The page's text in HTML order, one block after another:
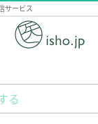
サービス